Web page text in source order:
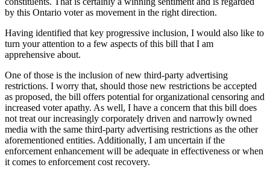
by this Ontario voter as movement in the right direction.
Having identified that key progressive inclusion, I would also like to
turn your attention to a few aspects of this bill that I am
apprehensive about.
One of those is the inclusion of new third-party advertising
restrictions. I worry that, should those new restrictions be accepted
as proposed, the bill offers potential for organizational censoring and
increased voter apathy. As well, I have a concern that this bill does
not treat our increasingly corporately driven and narrowly owned
media with the same third-party advertising restrictions as the other
aforementioned entities. Additionally, I am uncertain if the
enforcement enhancement will be adequate in effectiveness or when
it comes to enforcement cost recovery.